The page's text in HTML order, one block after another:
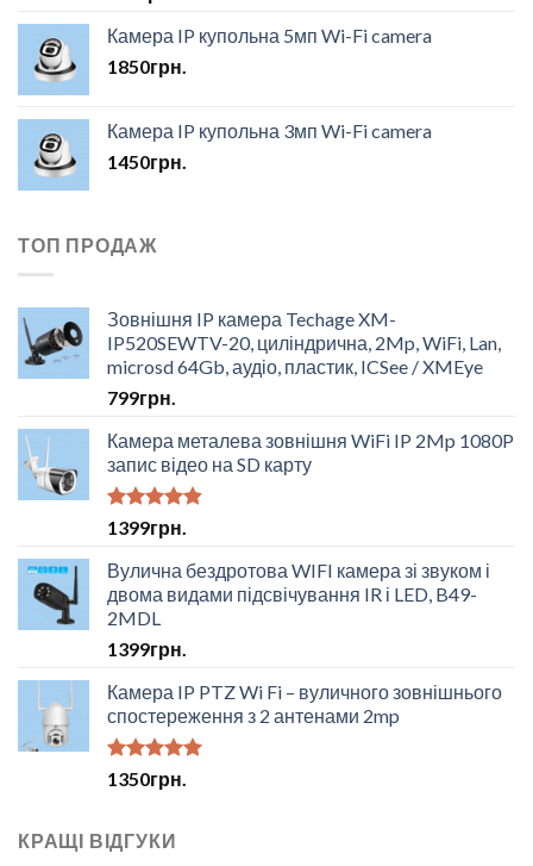
Камера IP купольна 5мп Wi-Fi camera
1850грн.
Камера IP купольна 3мп Wi-Fi camera
1450грн.
ТОП ПРОДАЖ
Зовнішня IP камера Techage XM-
IP520SEWTV-20, циліндрична, 2Mp, WiFi, Lan,
microsd 64Gb, аудіо, пластик, ICSee / XMEye
799грн.
Камера металева зовнішня WiFi IP 2Mp 1080P
запис відео на SD карту
Оцінено в
з 5
1399грн.
Вулична бездротова WIFI камера зі звуком і
двома видами підсвічування IR і LED, B49-
2MDL
1399грн.
Камера IP PTZ Wi Fi – вуличного зовнішнього
спостереження з 2 антенами 2mp
Оцінено в
з 5
1350грн.
КРАЩІ ВІДГУКИ